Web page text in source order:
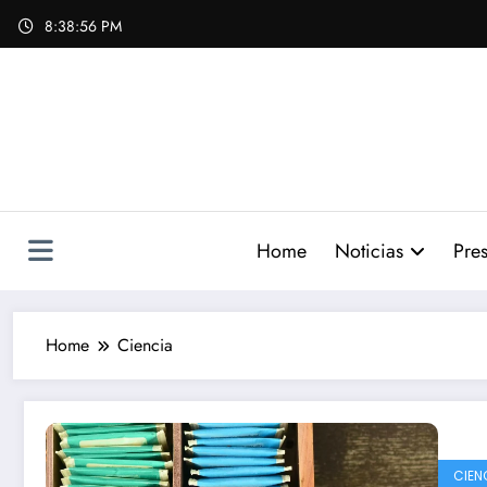
Skip
8:38:57 PM
Home Noticias
Home Ciencia